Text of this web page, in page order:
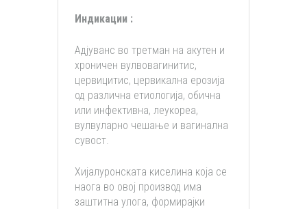
Индикации :
Адјуванс во третман на акутен и
хроничен вулвовагинитис,
цервицитис, цервикална ерозија
од различна етиологија, обична
или инфективна, леукореа,
вулвуларно чешање и вагинална
сувост.
Хијалуронската киселина која се
наога во овој производ има
заштитна улога, формирајки